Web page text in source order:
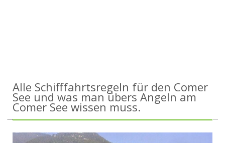
Alle Schifffahrtsregeln für den Comer
See und was man übers Angeln am
Comer See wissen muss.